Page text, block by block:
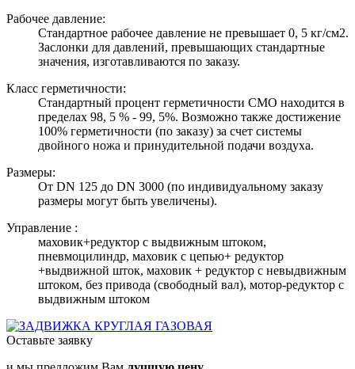
Рабочее давление:
Стандартное рабочее давление не превышает 0, 5 кг/см2.
Заслонки для давлений, превышающих стандартные
значения, изготавливаются по заказу.
Класс герметичности:
Стандартный процент герметичности CMO находится в
пределах 98, 5 % - 99, 5%. Возможно также достижение
100% герметичности (по заказу) за счет системы
двойного ножа и принудительной подачи воздуха.
Размеры:
От DN 125 до DN 3000 (по индивидуальному заказу
размеры могут быть увеличены).
Управление :
маховик+редуктор с выдвижным штоком,
пневмоцилиндр, маховик с цепью+ редуктор
+выдвижной шток, маховик + редуктор с невыдвижным
штоком, без привода (свободный вал), мотор-редуктор с
выдвижным штоком
Оставьте заявку